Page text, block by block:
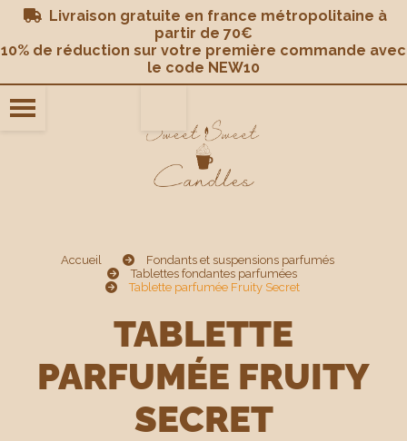
 Livraison gratuite en france métropolitaine à
partir de 70€
10% de réduction sur votre première commande avec
le code NEW10
Accueil
Fondants et suspensions parfumés
Tablettes fondantes parfumées
Tablette parfumée Fruity Secret
TABLETTE
PARFUMÉE FRUITY
SECRET
Panneau de gestion des cookies